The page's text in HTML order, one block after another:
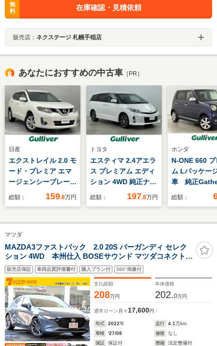
無
料
在庫確認・見積依頼
販売店： ネクステージ 札幌手稲店
あなたにおすすめの中古車 ［PR］
日産
エクストレイル 2.0 モ
ード・プレミア エマ
ージェンシーブレーキ
パッケージ 2列車
レコ
総額： 159.8万円
トヨタ
エスティマ 2.4アエラ
ス プレミアム エディ
ション 4WD 純正ナ
ビ/クルーズコントロ
ウン/ブレーキアシス
ー/ステアリングスイ
ッチ/ISOFIX/フリップ
ダウン/オートライト/
パワーシート
総額： 197.8万円
ホンダ
N-ONE 660
ム Lパッケー
車 純正
TV 社外
キー プッシ
ノンオートラ
正アルミホイ
ス フロアマ
総額：
マツダ
MAZDA3ファストバック 2.0 20S バーガンディ セレク
ション 4WD 本州仕入 BOSEサウンド マツダコネクト
8.8型ディスプレイ&TV 全周囲カメラ スマートブレーキサ
ポート レーダークルーズ バーガンディーレザー ステアリ
ングヒーター メモリーシート シートヒーター ETC
販売店保証 車両品質評価書付 購入プラン付 360°画像付
支払総額
208万円
本体価格
202.0万円
通常ローン 月々 17,600円
年式 2022年 走行 4.1万km
車検
'27/08 修復
なし
保証
保証付 整備
法定整備付